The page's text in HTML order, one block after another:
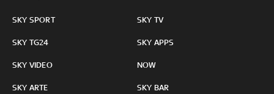
SKY SPORT
SKY TG24
SKY VIDEO
SKY ARTE
SKY TV
SKY APPS
NOW
SKY BAR